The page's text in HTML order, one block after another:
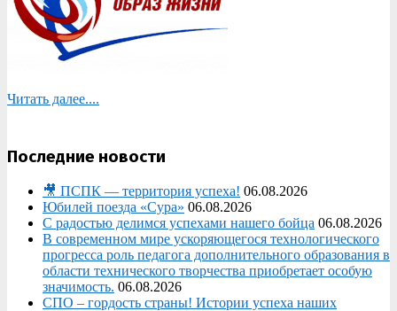
Читать далее....
Последние новости
🎥 ПСПК — территория успеха! 06.08.2026
Юбилей поезда «Сура» 06.08.2026
С радостью делимся успехами нашего бойца 06.08.2026
В современном мире ускоряющегося технологического
прогресса роль педагога дополнительного образования в
области технического творчества приобретает особую
значимость. 06.08.2026
СПО – гордость страны! Истории успеха наших